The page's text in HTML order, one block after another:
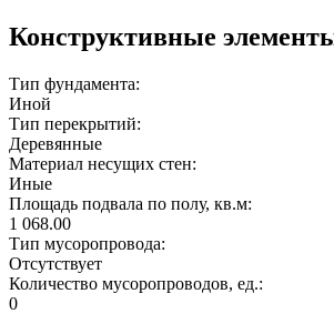
Конструктивные
Тип фундамента:
Иной
Тип перекрытий:
Деревянные
Материал несущих стен:
Иные
Площадь подвала по полу, кв.м:
1 068.00
Тип мусоропровода:
Отсутствует
Количество мусоропроводов, ед.:
0